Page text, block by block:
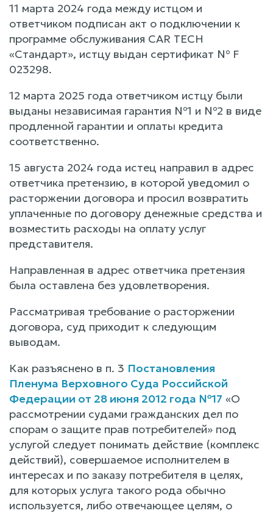
11 марта 2024 года между истцом и
ответчиком подписан акт о подключении к
программе обслуживания CAR TECH
«Стандарт», истцу выдан сертификат № F
023298.
12 марта 2025 года ответчиком истцу были
выданы независимая гарантия №1 и №2 в виде
продленной гарантии и оплаты кредита
соответственно.
15 августа 2024 года истец направил в адрес
ответчика претензию, в которой уведомил о
расторжении договора и просил возвратить
уплаченные по договору денежные средства и
возместить расходы на оплату услуг
представителя.
Направленная в адрес ответчика претензия
была оставлена без удовлетворения.
Рассматривая требование о расторжении
договора, суд приходит к следующим
выводам.
Как разъяснено в п. 3 Постановления
Пленума Верховного Суда Российской
Федерации от 28 июня 2012 года №17 «О
рассмотрении судами гражданских дел по
спорам о защите прав потребителей» под
услугой следует понимать действие (комплекс
действий), совершаемое исполнителем в
интересах и по заказу потребителя в целях,
для которых услуга такого рода обычно
используется, либо отвечающее целям, о